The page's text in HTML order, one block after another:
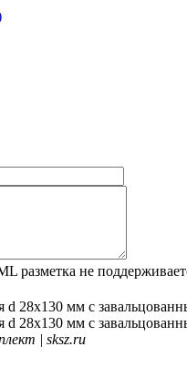
разметка не
d 28х130 мм с
d 28х130 мм с
| sksz.ru